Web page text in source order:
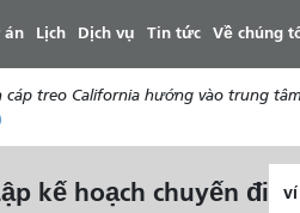
án Lịch Dịch vụ Tin tức Về chúng
cáp treo California hướng vào trung
kế hoạch chuyến đi